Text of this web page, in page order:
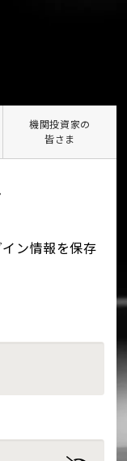
機関投資家の
皆さま
ン情報を保存